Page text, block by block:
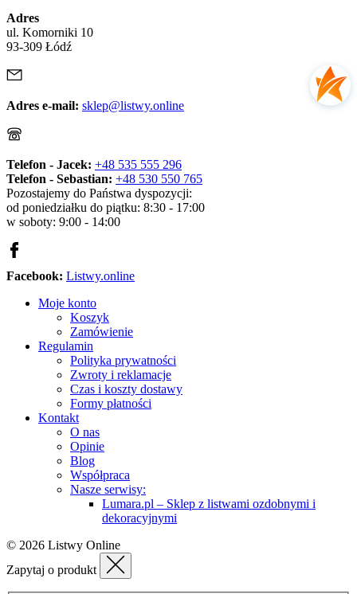
Adres
ul. Komorniki 10
93-309 Łódź
Adres e-mail: sklep@listwy.online
Telefon - Jacek: +48 535 555 296
Telefon - Sebastian: +48 530 550 765
Pozostajemy do Państwa dyspozycji:
od poniedziałku do piątku: 8:30 - 17:00
w soboty: 9:00 - 14:00
Facebook: Listwy.online
Moje konto
Koszyk
Zamówienie
Regulamin
Polityka prywatności
Zwroty i reklamacje
Czas i koszty dostawy
Formy płatności
Kontakt
O nas
Opinie
Blog
Współpraca
Nasze serwisy:
Lumara.pl – Sklep z listwami ozdobnymi i
dekoracyjnymi
© 2026 Listwy Online
Zapytaj o produkt